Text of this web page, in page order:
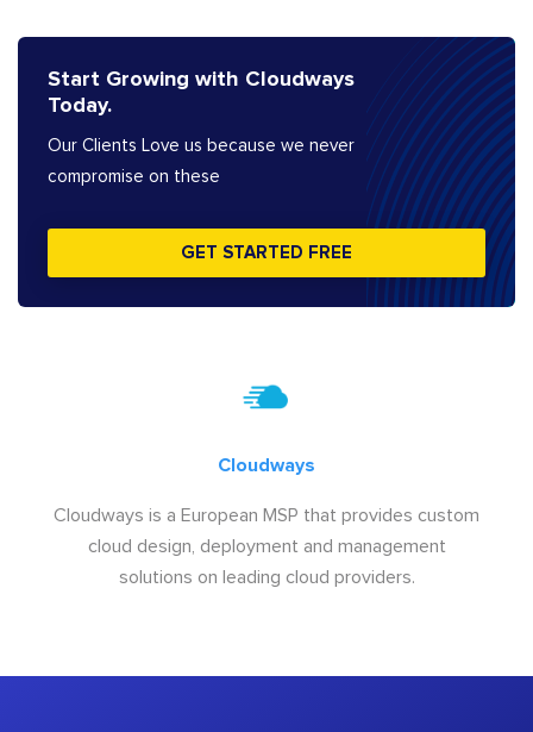
Start Growing with Cloudways
Today.
Our Clients Love us because we never
compromise on these
GET STARTED FREE
Cloudways
Cloudways is a European MSP that provides custom
cloud design, deployment and management
solutions on leading cloud providers.